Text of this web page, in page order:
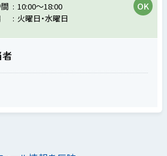
10:00～18:00
火曜日・水曜日
者